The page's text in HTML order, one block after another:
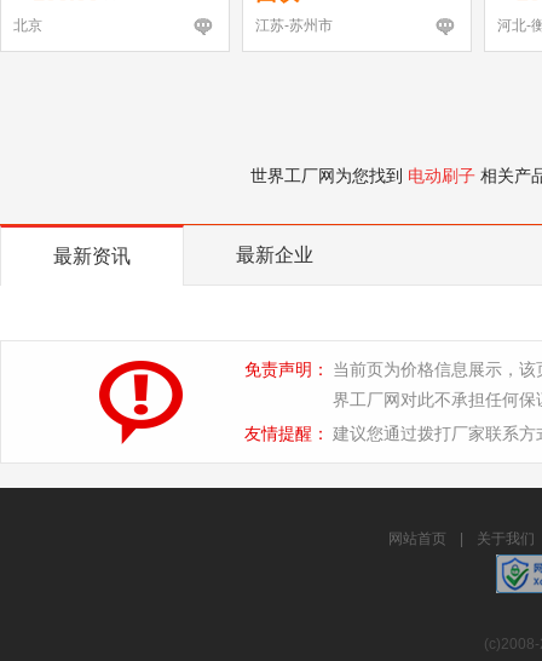
北京
江苏-苏州市 河北-
世界工厂网为您找到 电动刷子 相关产
最新资讯 最新企业
免责声明：
当前页为价格信息展示，
界工厂网对此不承担任何保
友情提醒： 建议您通过拨打厂家联系
网站首页 关于我们